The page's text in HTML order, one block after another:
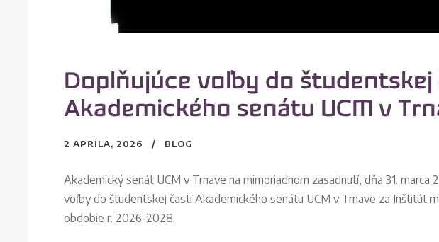
Doplňujúce voľby do študentskej
Akademického senátu UCM v
2 APRÍLA, 2026 BLOG
Akademický senát UCM v Trnave na mimoriadnom zasadnutí, dňa 31. marca
voľby do študentskej časti Akademického senátu UCM v Trnave za Inštitút
obdobie r. 2026-2028.